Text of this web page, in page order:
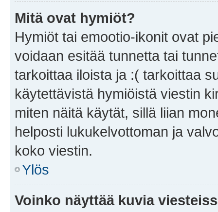
Mitä ovat hymiöt?
Hymiöt tai emootio-ikonit ovat
voidaan esitää tunnetta tai
tarkoittaa iloista ja :( tarkoittaa
käytettävistä hymiöistä viestin
miten näitä käytät, sillä liian
helposti lukukelvottoman ja
koko viestin.
Ylös
Voinko näyttää kuvia